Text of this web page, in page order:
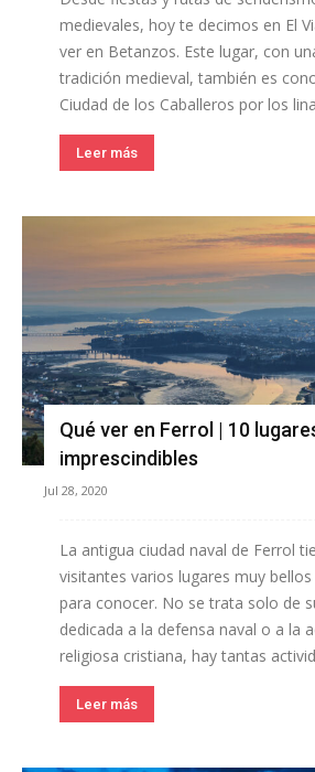
medievales, hoy te decimos en El
ver en Betanzos. Este lugar, con
tradición medieval, también es
Ciudad de los Caballeros por los
Leer más
Qué ver en Ferrol | 10
imprescindibles
Jul 28, 2020
La antigua ciudad naval de Ferrol
visitantes varios lugares muy
para conocer. No se trata solo de
dedicada a la defensa naval o a la
religiosa cristiana, hay tantas
Leer más